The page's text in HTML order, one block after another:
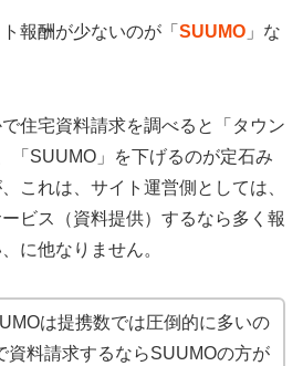
報酬が少ないのが「 SUUMO 」な
住宅資料請求を調べると「タウン
「SUUMO」を下げるのが定石み
これは、サイト運営側としては、
ビス（資料提供）するなら多く報
に他なりません。
は提携数では圧倒的に多いの
資料請求するならSUUMOの方が